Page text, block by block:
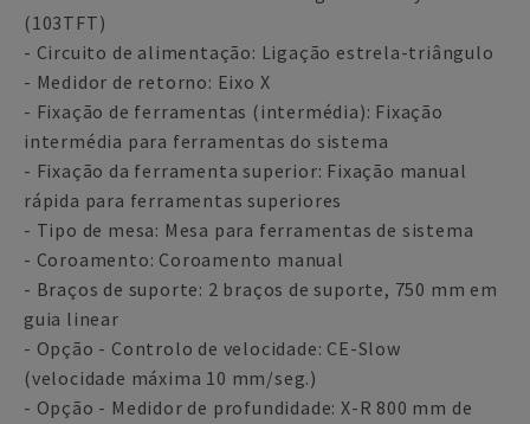
(103TFT)
- Circuito de alimentação: Ligação estrela-triângulo
- Medidor de retorno: Eixo X
- Fixação de ferramentas (intermédia): Fixação
intermédia para ferramentas do sistema
- Fixação da ferramenta superior: Fixação manual
rápida para ferramentas superiores
- Tipo de mesa: Mesa para ferramentas de sistema
- Coroamento: Coroamento manual
- Braços de suporte: 2 braços de suporte, 750 mm em
guia linear
- Opção - Controlo de velocidade: CE-Slow
(velocidade máxima 10 mm/seg.)
- Opção - Medidor de profundidade: X-R 800 mm de